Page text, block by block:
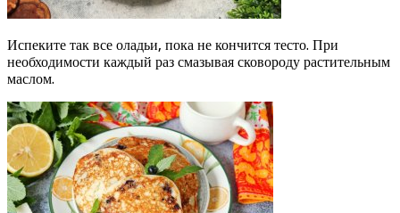
Испеките так все оладьи, пока не кончится тесто. При
необходимости каждый раз смазывая сковороду растительным
маслом.